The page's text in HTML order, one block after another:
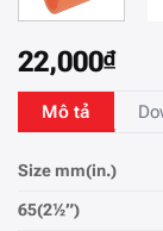
22,000₫
Mô tả
Size mm(in.)
65(2½”)